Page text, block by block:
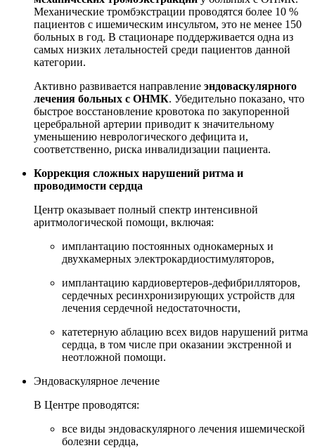
Механические тромбэкстрации проводятся более 10 %
пациентов с ишемическим инсультом, это не менее 150
больных в год. В стационаре поддерживается одна из
самых низких летальностей среди пациентов данной
категории.
Активно развивается направление эндоваскулярного
лечения больных с ОНМК. Убедительно показано, что
быстрое восстановление кровотока по закупоренной
церебральной артерии приводит к значительному
уменьшению неврологического дефицита и,
соответственно, риска инвалидизации пациента.
Коррекция сложных нарушений ритма и
проводимости сердца
Центр оказывает полный спектр интенсивной
аритмологической помощи, включая:
имплантацию постоянных однокамерных и
двухкамерных электрокардиостимуляторов,
имплантацию кардиовертеров-дефибрилляторов,
сердечных ресинхронизирующих устройств для
лечения сердечной недостаточности,
катетерную аблацию всех видов нарушений ритма
сердца, в том числе при оказании экстренной и
неотложной помощи.
Эндоваскулярное лечение
В Центре проводятся:
все виды эндоваскулярного лечения ишемической
болезни сердца,